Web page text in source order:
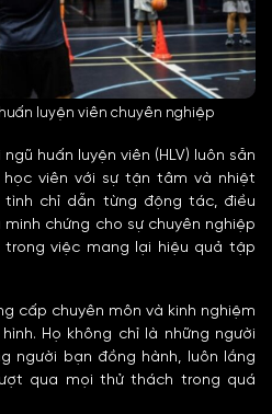
huấn luyện viên chuyên nghiệp
huấn luyện viên (HLV) luôn sẵn
viên với sự tận tâm và nhiệt
tình chỉ dẫn từng động tác, điều
chứng cho sự chuyên nghiệp
việc mang lại hiệu quả tập
cấp chuyên môn và kinh nghiệm
Họ không chỉ là những người
người bạn đồng hành, luôn lắng
qua mọi thử thách trong quá